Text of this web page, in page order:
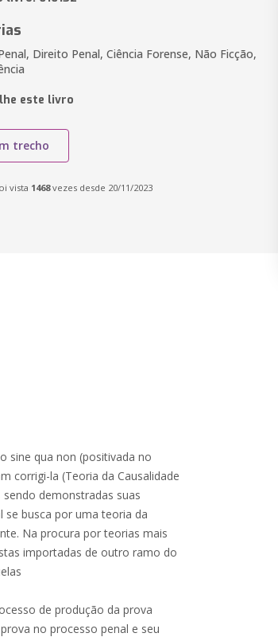
Direito Penal, Ciência Forense, Não Ficção,
este livro
trecho
vista 1468vezes desde 20/11/2023
sine qua non (positivada no
corrigi-la (Teoria da Causalidade
sendo demonstradas suas
se busca por uma teoria da
Na procura por teorias mais
importadas de outro ramo do
de produção da prova
no processo penal e seu